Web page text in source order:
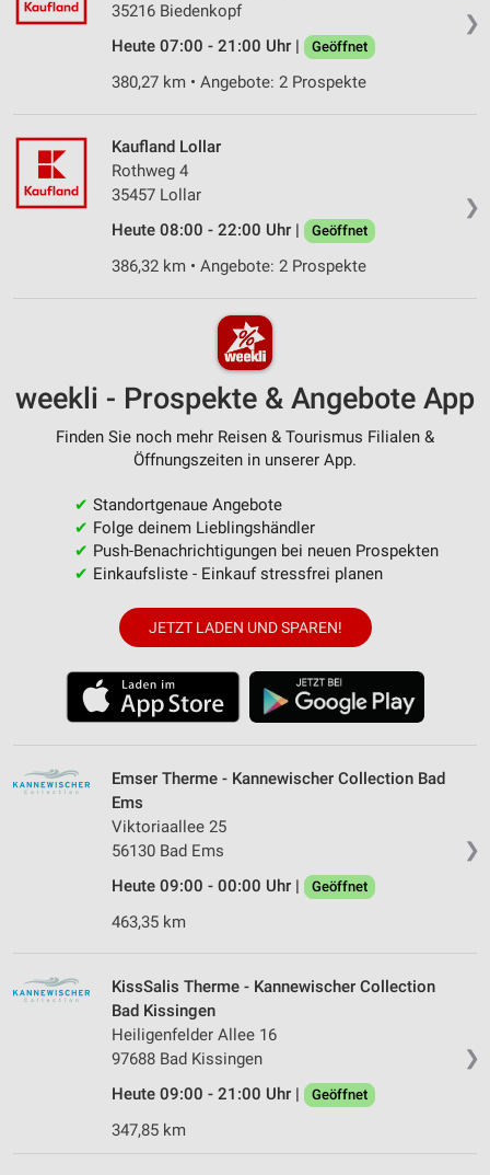
❯
35216 Biedenkopf
Heute 07:00 - 21:00 Uhr |
Geöffnet
380,27 km • Angebote: 2 Prospekte
❯
Kaufland Lollar
Rothweg 4
35457 Lollar
Heute 08:00 - 22:00 Uhr |
Geöffnet
386,32 km • Angebote: 2 Prospekte
weekli - Prospekte & Angebote App
Finden Sie noch mehr Reisen & Tourismus Filialen &
Öffnungszeiten in unserer App.
✔ Standortgenaue Angebote
✔ Folge deinem Lieblingshändler
✔ Push-Benachrichtigungen bei neuen Prospekten
✔ Einkaufsliste - Einkauf stressfrei planen
JETZT LADEN UND SPAREN!
❯
Emser Therme - Kannewischer Collection Bad
Ems
Viktoriaallee 25
56130 Bad Ems
Heute 09:00 - 00:00 Uhr |
Geöffnet
463,35 km
❯
KissSalis Therme - Kannewischer Collection
Bad Kissingen
Heiligenfelder Allee 16
97688 Bad Kissingen
Heute 09:00 - 21:00 Uhr |
Geöffnet
347,85 km